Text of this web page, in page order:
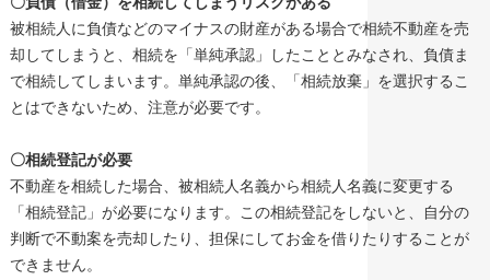
被相続人に負債などのマイナスの財産がある場合で相続不動産を売
却してしまうと、相続を「単純承認」したこととみなされ、負債ま
で相続してしまいます。単純承認の後、「相続放棄」を選択するこ
とはできないため、注意が必要です。
〇相続登記が必要
不動産を相続した場合、被相続人名義から相続人名義に変更する
「相続登記」が必要になります。この相続登記をしないと、自分の
判断で不動案を売却したり、担保にしてお金を借りたりすることが
できません。